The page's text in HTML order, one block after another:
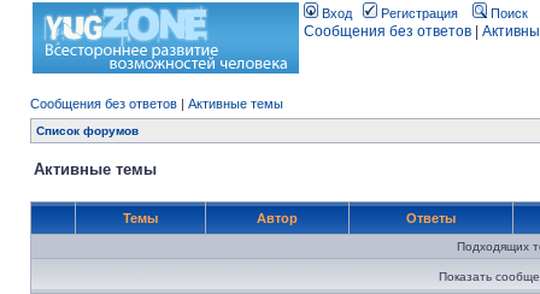
Вход Регистрация Поиск
Сообщения без ответов
Сообщения без ответов | Активные темы
Список форумов
Активные темы
Темы Автор Ответы
Подходящих
Показать